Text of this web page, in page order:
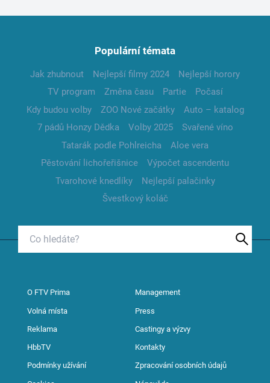
Populární témata
Jak zhubnout Nejlepší filmy 2024
Nejlepší horory
TV program
Změna času Partie
Počasí
Kdy budou volby
ZOO Nové začátky
Auto – katalog
7 pádů Honzy Dědka
Volby 2025
Svařené víno
Tatarák podle Pohlreicha
Aloe vera
Pěstování lichořeřišnice
Výpočet ascendentu
Tvarohové knedlíky
Nejlepší palačinky
Švestkový koláč
O FTV Prima Management
Volná místa Press
Reklama Castingy a výzvy
HbbTV Kontakty
Podmínky užívání Zpracování osobních údajů